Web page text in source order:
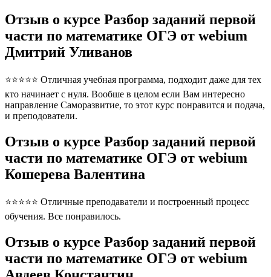
Отзыв о курсе Разбор заданий первой
части по математике ОГЭ от webium
Дмитрий Уливанов
⭐⭐⭐⭐⭐ Отличная учебная программа, подходит даже для тех
кто начинает с нуля. Вообше в целом если Вам интересно
направление Саморазвитие, то этот курс понравится и подача,
и преподователи.
Отзыв о курсе Разбор заданий первой
части по математике ОГЭ от webium
Кошерева Валентина
⭐⭐⭐⭐⭐ Отличные преподаватели и построенный процесс
обучения. Все понравилось.
Отзыв о курсе Разбор заданий первой
части по математике ОГЭ от webium